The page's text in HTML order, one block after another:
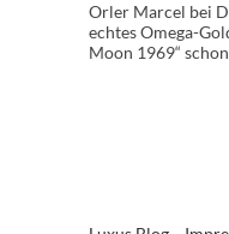
Orler Marcel bei
echtes Omega-
Moon 1969“